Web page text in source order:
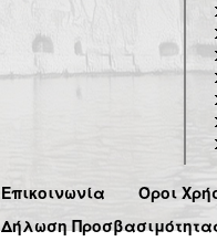
Επικοινωνία
Όροι
Δήλωση